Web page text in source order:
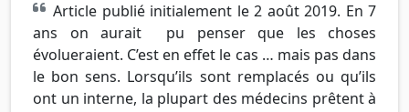
Article publié initialement le 2 août 2019. En 7
ans on aurait pu penser que les choses
évolueraient. C’est en effet le cas … mais pas dans
le bon sens. Lorsqu’ils sont remplacés ou qu’ils
ont un interne, la plupart des médecins prêtent à